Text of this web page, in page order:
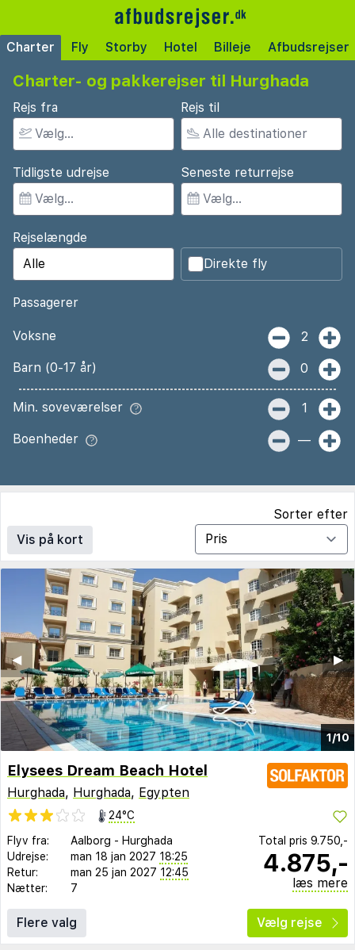
Charter Fly Storby Hotel Billeje Afbudsrejser
Charter- og pakkerejser til Hurghada
Rejs fra Rejs til
Tidligste udrejse Seneste returrejse
Rejselængde
Direkte fly
Passagerer
Voksne 2
Barn (0-17 år) 0
Min. soveværelser 1
Boenheder —
Vis på kort
Sorter efter
1/10
▶︎
◀︎
Elysees Dream Beach Hotel
Hurghada, Hurghada, Egypten
24°C
Flyv fra:
Aalborg - Hurghada
Udrejse:
man 18 jan 2027 18:25
Retur:
man 25 jan 2027 12:45
Nætter:
7
Total pris 9.750,-
4.875,-
læs mere
Flere valg Vælg rejse